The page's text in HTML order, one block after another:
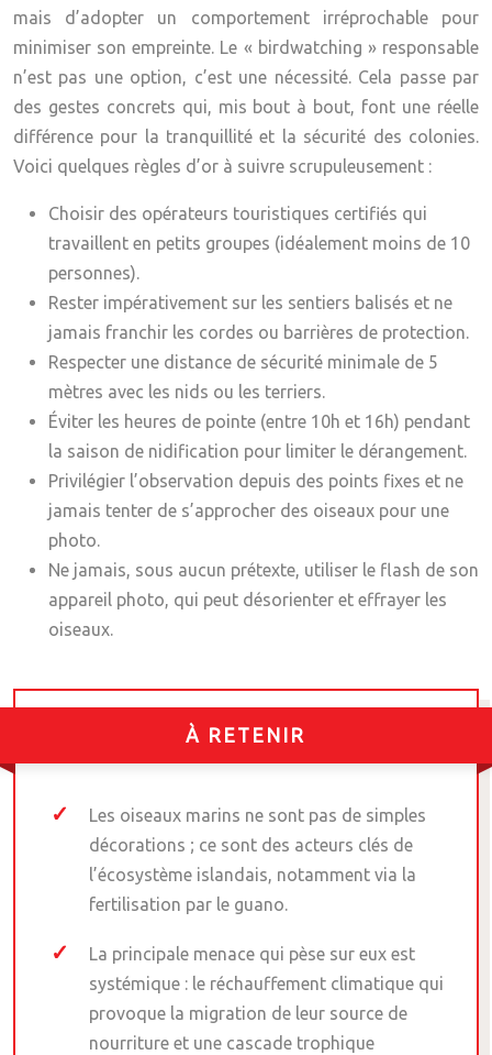
mais d’adopter un comportement irréprochable pour
minimiser son empreinte. Le « birdwatching » responsable
n’est pas une option, c’est une nécessité. Cela passe par
des gestes concrets qui, mis bout à bout, font une réelle
différence pour la tranquillité et la sécurité des colonies.
Voici quelques règles d’or à suivre scrupuleusement :
Choisir des opérateurs touristiques certifiés qui
travaillent en petits groupes (idéalement moins de 10
personnes).
Rester impérativement sur les sentiers balisés et ne
jamais franchir les cordes ou barrières de protection.
Respecter une distance de sécurité minimale de 5
mètres avec les nids ou les terriers.
Éviter les heures de pointe (entre 10h et 16h) pendant
la saison de nidification pour limiter le dérangement.
Privilégier l’observation depuis des points fixes et ne
jamais tenter de s’approcher des oiseaux pour une
photo.
Ne jamais, sous aucun prétexte, utiliser le flash de son
appareil photo, qui peut désorienter et effrayer les
oiseaux.
À RETENIR
Les oiseaux marins ne sont pas de simples
décorations ; ce sont des acteurs clés de
l’écosystème islandais, notamment via la
fertilisation par le guano.
La principale menace qui pèse sur eux est
systémique : le réchauffement climatique qui
provoque la migration de leur source de
nourriture et une cascade trophique